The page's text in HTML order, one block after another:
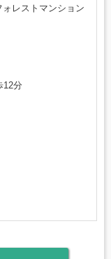
レストマンション
分